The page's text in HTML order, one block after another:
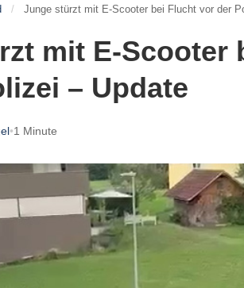
/ Junge stürzt mit E-Scooter bei Flucht vor der
mit E-Scooter
– Update
•1 Minute